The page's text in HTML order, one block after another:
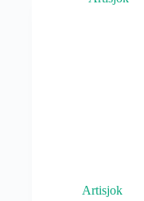
Artisjok